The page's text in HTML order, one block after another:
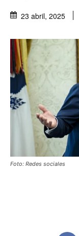
23 abril, 2025
Foto: Redes sociales